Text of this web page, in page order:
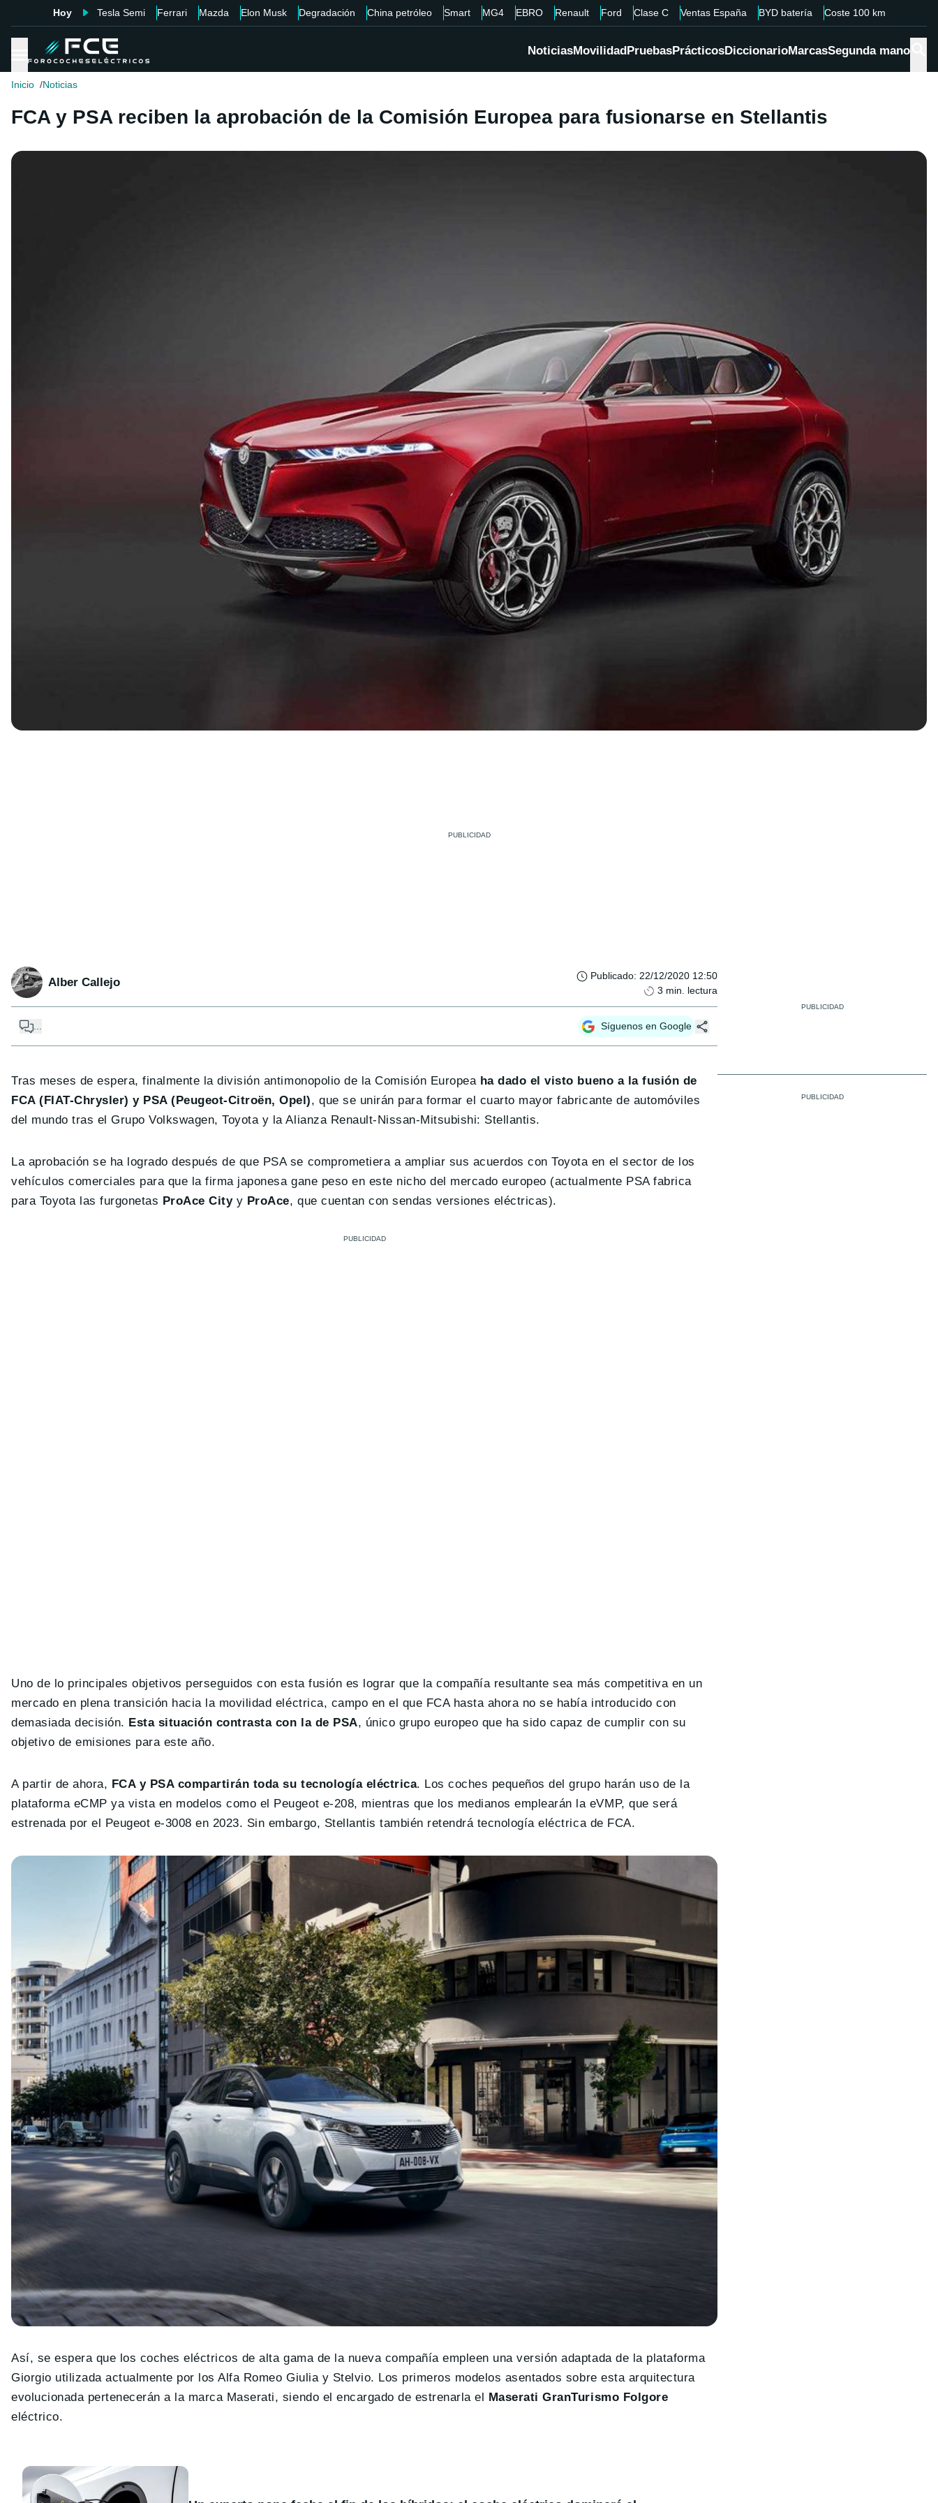
Hoy Tesla Semi Ferrari Mazda Elon Musk Degradación China petróleo Smart MG4 EBRO Renault Ford Clase C Ventas España BYD batería Coste 100 km
NoticiasMovilidadPruebasPrácticosDiccionarioMarcasSegunda mano
Inicio Noticias
FCA y PSA reciben la aprobación de la Comisión Europea para fusionarse en Stellantis
Alber Callejo Publicado: 22/12/2020 12:50
3 min. lectura
... Síguenos en Google
Tras meses de espera, finalmente la división antimonopolio de la Comisión Europea ha dado el visto bueno a la fusión de
FCA (FIAT-Chrysler) y PSA (Peugeot-Citroën, Opel), que se unirán para formar el cuarto mayor fabricante de automóviles
del mundo tras el Grupo Volkswagen, Toyota y la Alianza Renault-Nissan-Mitsubishi: Stellantis.
La aprobación se ha logrado después de que PSA se comprometiera a ampliar sus acuerdos con Toyota en el sector de los
vehículos comerciales para que la firma japonesa gane peso en este nicho del mercado europeo (actualmente PSA fabrica
para Toyota las furgonetas ProAce Cityy ProAce, que cuentan con sendas versiones eléctricas).
Uno de lo principales objetivos perseguidos con esta fusión es lograr que la compañía resultante sea más competitiva en un
mercado en plena transición hacia la movilidad eléctrica, campo en el que FCA hasta ahora no se había introducido con
demasiada decisión. Esta situación contrasta con la de PSA, único grupo europeo que ha sido capaz de cumplir con su
objetivo de emisiones para este año.
A partir de ahora, FCA y PSA compartirán toda su tecnología eléctrica. Los coches pequeños del grupo harán uso de la
plataforma eCMP ya vista en modelos como el Peugeot e-208, mientras que los medianos emplearán la eVMP, que será
estrenada por el Peugeot e-3008 en 2023. Sin embargo, Stellantis también retendrá tecnología eléctrica de FCA.
Así, se espera que los coches eléctricos de alta gama de la nueva compañía empleen una versión adaptada de la plataforma
Giorgio utilizada actualmente por los Alfa Romeo Giulia y Stelvio. Los primeros modelos asentados sobre esta arquitectura
evolucionada pertenecerán a la marca Maserati, siendo el encargado de estrenarla el
Maserati GranTurismo Folgore
eléctrico.